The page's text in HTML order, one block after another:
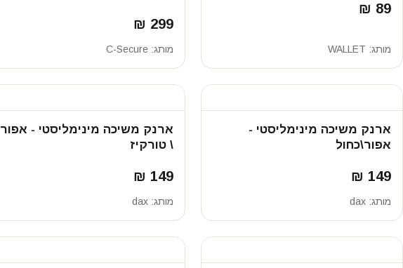
89 ₪
מותג: WALLET
299 ₪
מותג:C-Secure
ארנק משיכה מינימליסטי -
אפור\כחול
149 ₪
מותג: dax
ארנק משיכה מינימליסטי - אפור
\ טורקיז
149 ₪
מותג:dax